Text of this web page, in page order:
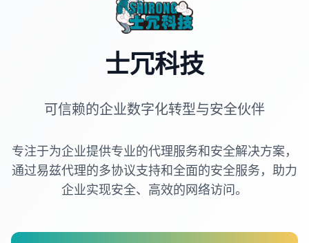
士冗科技
可信赖的企业数字化转型与安全伙伴
专注于为企业提供专业的代理服务和安全解决方案，
通过易兹代理的多协议支持和全面的安全服务，助力
企业实现安全、高效的网络访问。